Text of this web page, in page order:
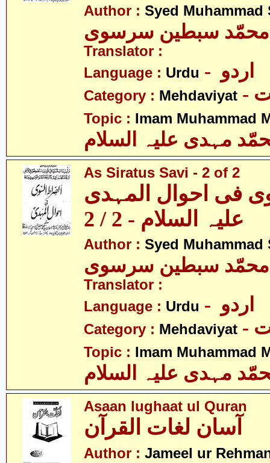
Author : Syed
سبطین سرسوی
Translator :
Language : Urdu
Category : Mehdaviyat
Topic : Imam Muhammad
مہدی علیہ السلام
As Siratus Savi - 2 of 2
فی احوال المہدی
علیہ السلام - 2 / 2
Author : Syed
سبطین سرسوی
Translator :
Language : Urdu
Category : Mehdaviyat
Topic : Imam Muhammad
مہدی علیہ السلام
Asaan lughaat ul Quran
آسان لغات القرآن
Author : Jameel ur